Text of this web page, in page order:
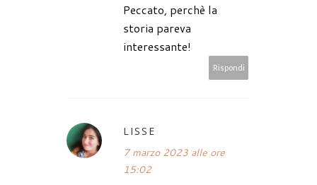
Peccato, perchè la
storia pareva
interessante!
Rispondi
LISSE
7 marzo 2023 alle ore
15:02